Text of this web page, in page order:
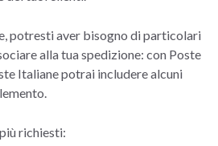
potresti aver bisogno di particolari
alla tua spedizione: con Poste
Italiane potrai includere alcuni
richiesti: